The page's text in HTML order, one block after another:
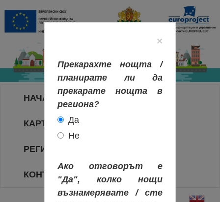
НАЧАЛО
КАРТА НА РЕГИОНИТЕ
РЕГИОНИ
КОНТАКТИ
×
Прекарахте нощта /
планирате ли да
прекарате нощта в
региона?
Да
Не
Ако отговорът е
"Да", колко нощи
възнамерявате / сте